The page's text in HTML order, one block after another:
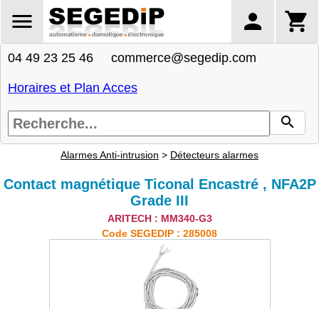
04 49 23 25 46 commerce@segedip.com
Horaires et Plan Acces
Alarmes Anti-intrusion > Détecteurs alarmes
Contact magnétique Ticonal Encastré , NFA2P
Grade III
ARITECH : MM340-G3
Code SEGEDIP : 285008